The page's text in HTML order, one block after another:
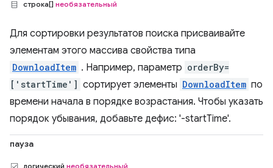
строка[] необязательный
Для сортировки результатов поиска присваивайте
элементам этого массива свойства типа
DownloadItem . Например, параметр orderBy=
['startTime'] сортирует элементы DownloadItem по
времени начала в порядке возрастания. Чтобы указать
порядок убывания, добавьте дефис: '-startTime'.
пауза
логический необязательный